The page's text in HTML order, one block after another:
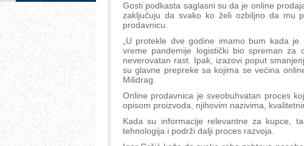
Gosti podkasta saglasni su da je online
zaključuju da svako ko želi ozbiljno da mu
prodavnicu.
„U protekle dve godine imamo bum kada
vreme pandemije logistički bio spreman
neverovatan rast. Ipak, izazovi poput
su glavne prepreke sa kojima se većina
Milidrag.
Online prodavnica je sveobuhvatan proces
opisom proizvoda, njihovim nazivima,
Kada su informacije relevantne za kupce,
tehnologija i podrži dalji proces razvoja.